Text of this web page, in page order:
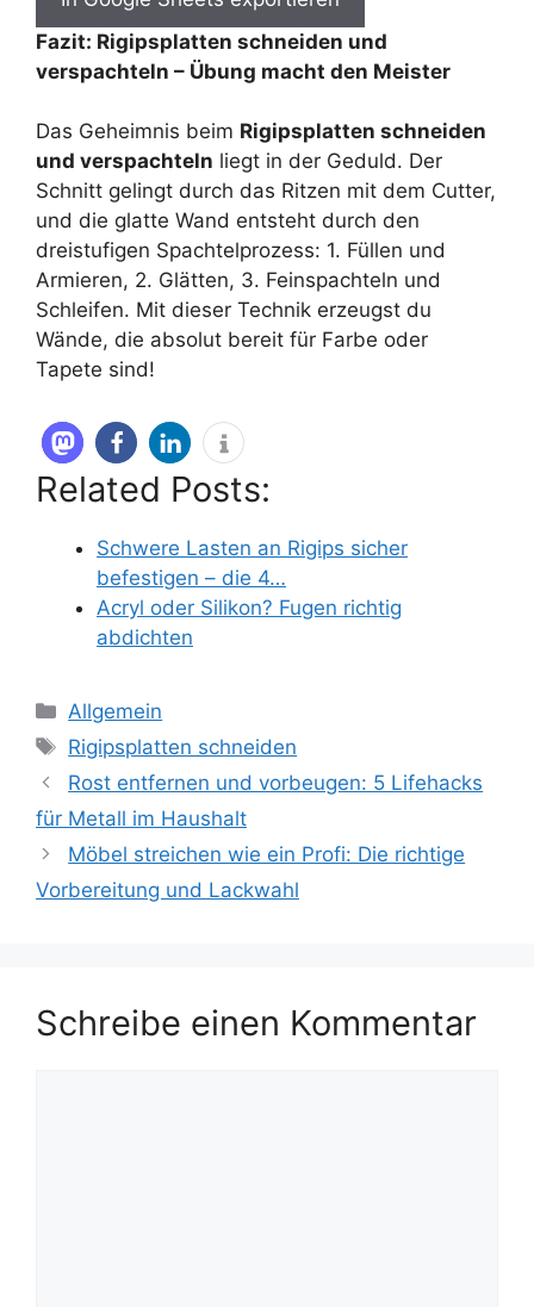
Fazit: Rigipsplatten schneiden und
verspachteln – Übung macht den Meister
Das Geheimnis beim Rigipsplatten schneiden
und verspachteln liegt in der Geduld. Der
Schnitt gelingt durch das Ritzen mit dem Cutter,
und die glatte Wand entsteht durch den
dreistufigen Spachtelprozess: 1. Füllen und
Armieren, 2. Glätten, 3. Feinspachteln und
Schleifen. Mit dieser Technik erzeugst du
Wände, die absolut bereit für Farbe oder
Tapete sind!
Related Posts:
Schwere Lasten an Rigips sicher
befestigen – die 4…
Acryl oder Silikon? Fugen richtig
abdichten
Kategorien
Allgemein
Schlagwörter
Rigipsplatten schneiden
Rost entfernen und vorbeugen: 5 Lifehacks
für Metall im Haushalt
Möbel streichen wie ein Profi: Die richtige
Vorbereitung und Lackwahl
Schreibe einen Kommentar